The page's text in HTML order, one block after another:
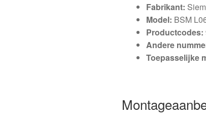
Fabrikant:
Model: BSM
Productcodes:
Andere
Toepasselijke